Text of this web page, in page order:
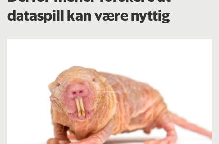
dataspill kan være nyttig